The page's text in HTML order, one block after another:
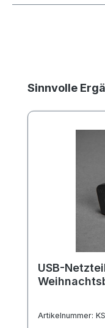
Produktgalerie
Sinnvolle
USB-
Artikelnummer: